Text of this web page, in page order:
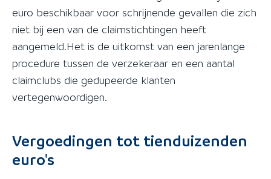
euro beschikbaar voor schrijnende gevallen die zich
niet bij een van de claimstichtingen heeft
aangemeld.Het is de uitkomst van een jarenlange
procedure tussen de verzekeraar en een aantal
claimclubs die gedupeerde klanten
vertegenwoordigen.
Vergoedingen tot tienduizenden
euro's